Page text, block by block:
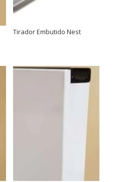
Tirador Embutido Nest